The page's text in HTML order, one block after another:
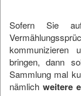
Sofern Sie
kommunizieren
bringen, dann
Sammlung mal
nämlichweitere